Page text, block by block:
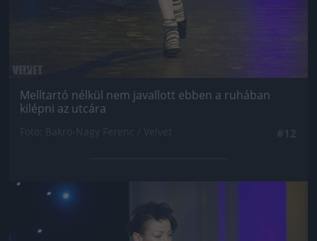
Melltartó nélkül nem javallott ebben a ruhában
kilépni az utcára
Jön még kép!